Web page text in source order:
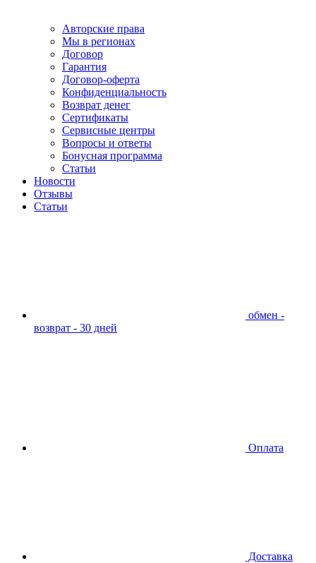
Авторские права
Мы в регионах
Договор
Гарантия
Договор-оферта
Конфиденциальность
Возврат денег
Сертификаты
Сервисные центры
Вопросы и ответы
Бонусная программа
Статьи
Новости
Отзывы
Статьи
обмен -
возврат - 30 дней
Оплата
Доставка